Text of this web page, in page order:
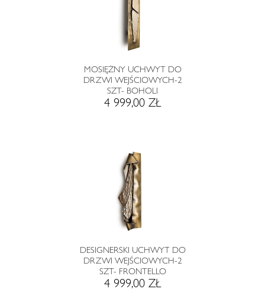
MOSIĘŻNY UCHWYT DO
DRZWI WEJŚCIOWYCH-2
SZT- BOHOLI
4 999,00 ZŁ
DESIGNERSKI UCHWYT DO
DRZWI WEJŚCIOWYCH-2
SZT- FRONTELLO
4 999,00 ZŁ